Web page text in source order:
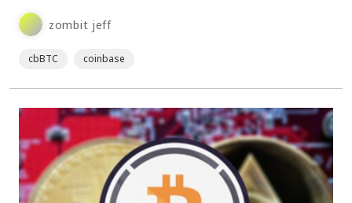
稱，如果儲備的基礎比特幣因惡意活動或不可預見的事件丟
失，Coinbase 不會全額補償客戶，而是會給客戶「剩餘比特
zombit jeff
cbBTC coinbase